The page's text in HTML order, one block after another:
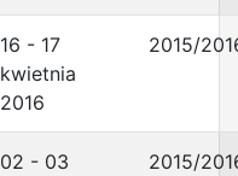
16 - 17
kwietnia
2016
2015/
02 - 03
2015/